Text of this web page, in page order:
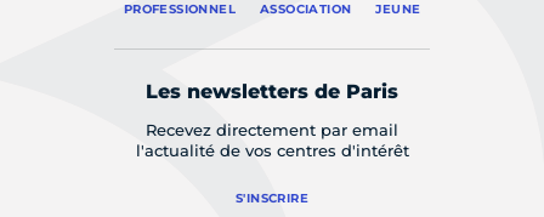
PROFESSIONNEL ASSOCIATION JEUNE
Les newsletters de Paris
Recevez directement par email
l'actualité de vos centres d'intérêt
S'INSCRIRE